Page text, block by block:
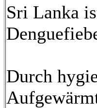
Sri Lanka
Durch